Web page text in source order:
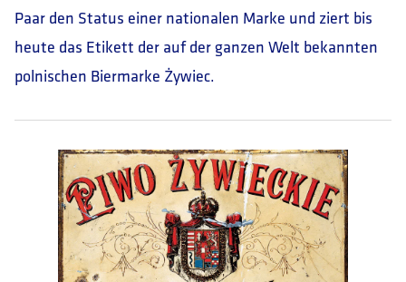
Paar den Status einer nationalen Marke und ziert bis
heute das Etikett der auf der ganzen Welt bekannten
polnischen Biermarke Żywiec.